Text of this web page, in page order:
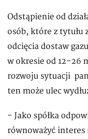
Odstąpienie od
osób, które z tytułu
odcięcia dostaw
w okresie od 12-26
rozwoju sytuacji
ten może ulec
- Jako spółka
równoważyć interes